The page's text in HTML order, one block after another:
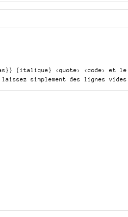
{italique} <quote> <code>
et le
simplement des lignes vides.